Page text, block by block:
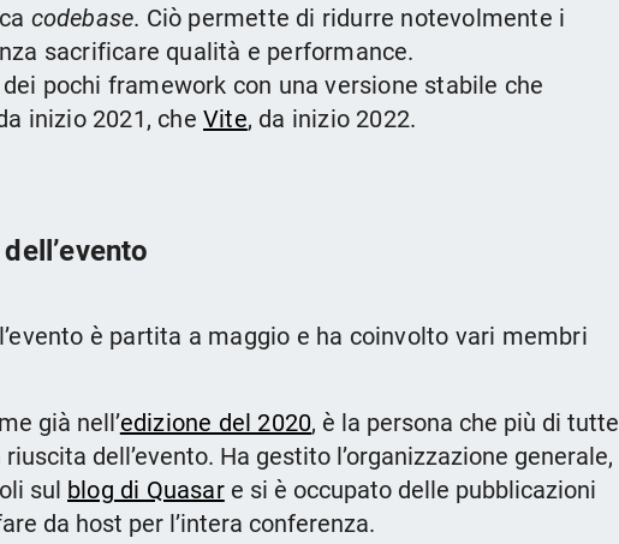
codebase. Ciò permette di ridurre notevolmente i
sacrificare qualità e performance.
pochi framework con una versione stabile che
inizio 2021, cheVite, da inizio 2022.
è partita a maggio e ha coinvolto vari membri
già nell’edizione del 2020, è la persona che più di tutte
dell’evento. Ha gestito l’organizzazione generale,
sul blog di Quasare si è occupato delle pubblicazioni
da host per l’intera conferenza.